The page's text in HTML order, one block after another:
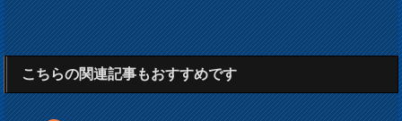
こちらの関連記事もおすすめです